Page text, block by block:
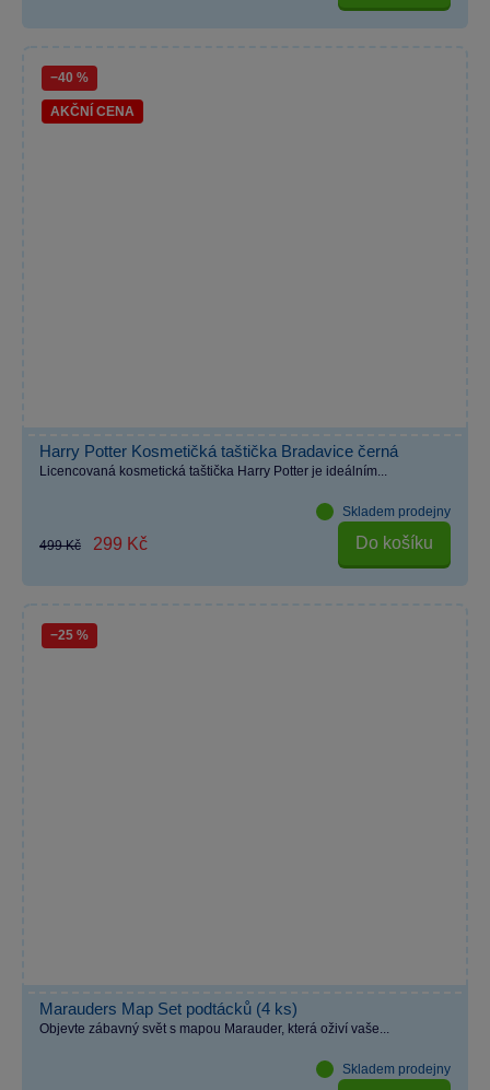
−40 %
AKČNÍ CENA
Harry Potter Kosmetičká taštička Bradavice černá
Licencovaná kosmetická taštička Harry Potter je ideálním...
Skladem prodejny
499 Kč 299 Kč Do košíku
−25 %
Marauders Map Set podtácků (4 ks)
Objevte zábavný svět s mapou Marauder, která oživí vaše...
Skladem prodejny